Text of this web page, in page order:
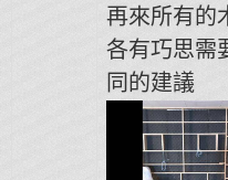
再來所有的
各有巧思需
同的建議